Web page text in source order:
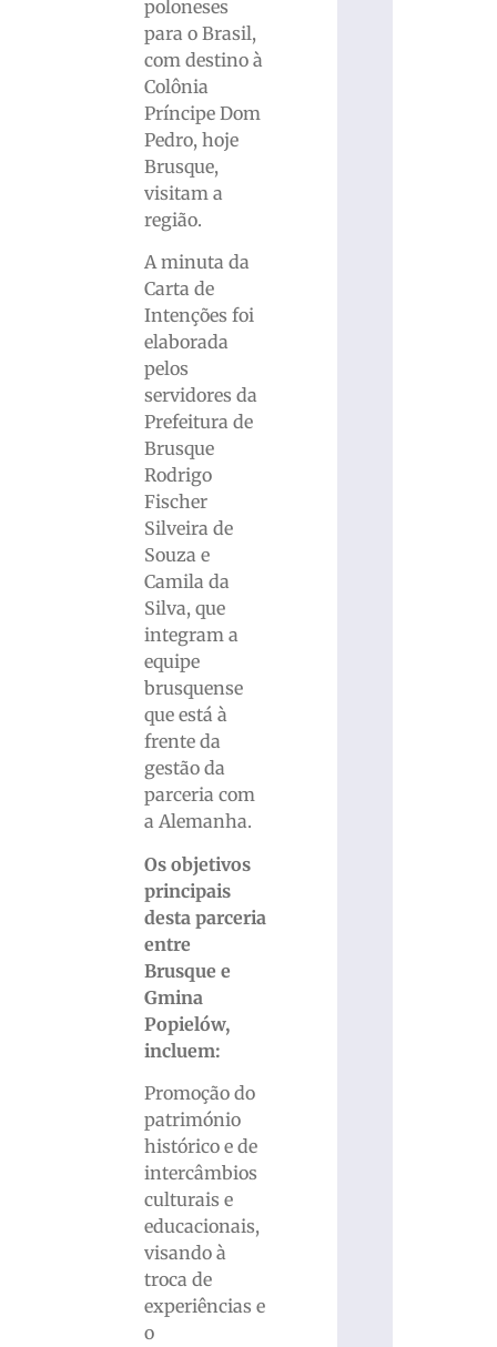
poloneses
para o Brasil,
com destino à
Colônia
Príncipe Dom
Pedro, hoje
Brusque,
visitam a
região.
A minuta da
Carta de
Intenções foi
elaborada
pelos
servidores da
Prefeitura de
Brusque
Rodrigo
Fischer
Silveira de
Souza e
Camila da
Silva, que
integram a
equipe
brusquense
que está à
frente da
gestão da
parceria com
a Alemanha.
Os objetivos
principais
desta parceria
entre
Brusque e
Gmina
Popielów,
incluem:
Promoção do
património
histórico e de
intercâmbios
culturais e
educacionais,
visando à
troca de
experiências e
o